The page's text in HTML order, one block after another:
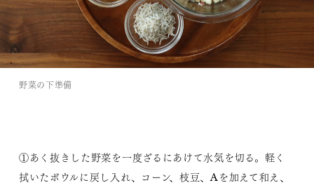
野菜の下準備
①あく抜きした野菜を一度ざるにあけて水気を切る。軽く
拭いたボウルに戻し入れ、コーン、枝豆、Aを加えて和え、